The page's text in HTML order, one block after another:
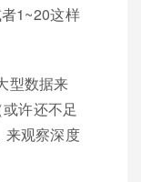
1~20这样
型数据来
许还不⾜
来观察深度